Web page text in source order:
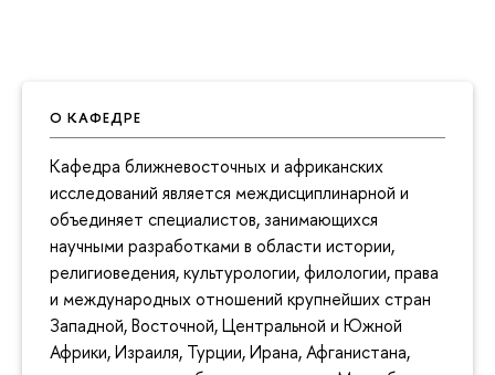
О КАФЕДРЕ
Кафедра ближневосточных и африканских
исследований является междисциплинарной и
объединяет специалистов, занимающихся
научными разработками в области истории,
религиоведения, культурологии, филологии, права
и международных отношений крупнейших стран
Западной, Восточной, Центральной и Южной
Африки, Израиля, Турции, Ирана, Афганистана,